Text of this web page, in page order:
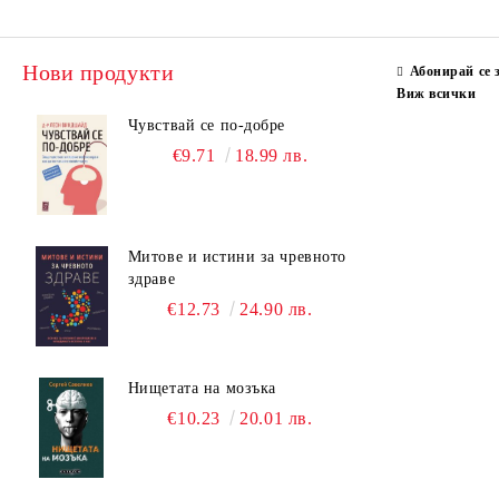
Нови продукти
Чувствай се по-добре
€9.71 18.99 лв.
Митове и истини за чревното
здраве
€12.73 24.90 лв.
Нищетата на мозъка
€10.23 20.01 лв.
Абонирай се
Виж всички